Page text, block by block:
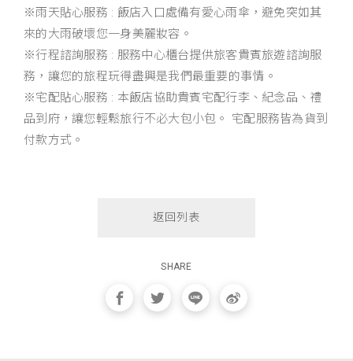
※雨天貼心服務 : 飯店入口處備有愛心雨傘，避免突如其
來的大雨破壞您一身美麗妝容。
※行程諮詢服務 : 服務中心櫃台提供旅客貴賓旅遊諮詢服
務，讓您的旅程玩得盡興是我們最重要的事情。
※宅配貼心服務 : 本飯店協助貴賓宅配行李、紀念品、禮
品到府，讓您輕鬆旅行不必大包小包。 宅配服務皆為貨到
付款方式。
返回列表
SHARE